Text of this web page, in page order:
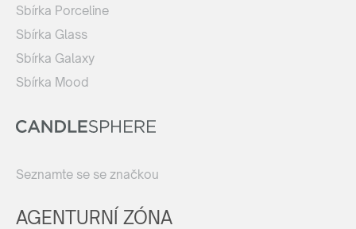
Sbírka Porceline
Sbírka Glass
Sbírka Galaxy
Sbírka Mood
Seznamte se se značkou
AGENTURNÍ ZÓNA